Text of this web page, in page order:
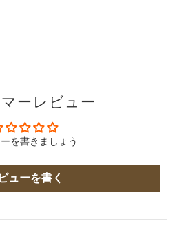
ーレビュー
を書きましょう
ューを書く